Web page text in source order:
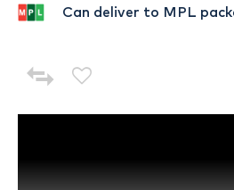
Can deliver to MPL